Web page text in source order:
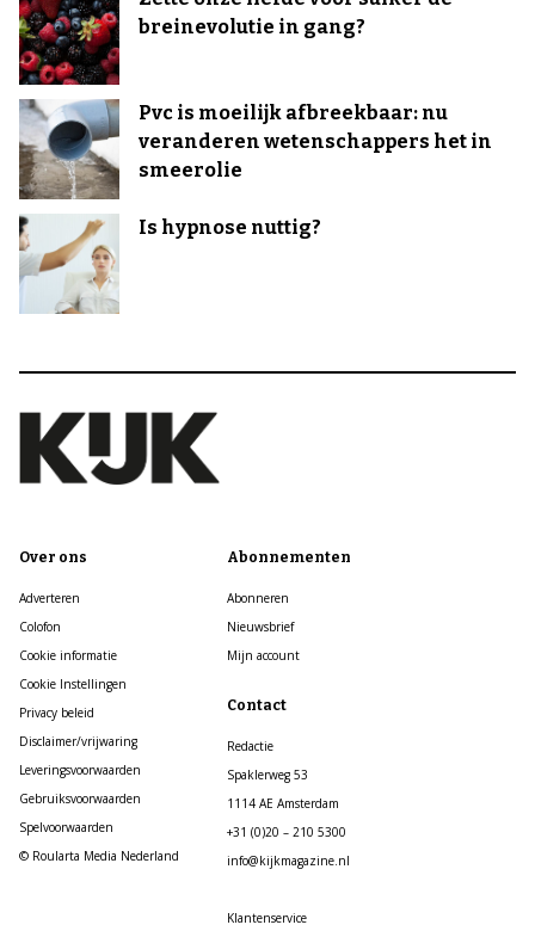
breinevolutie in gang?
Pvc is moeilijk afbreekbaar: nu
veranderen wetenschappers het in
smeerolie
Is hypnose nuttig?
Over ons
Adverteren
Colofon
Cookie informatie
Cookie Instellingen
Privacy beleid
Disclaimer/vrijwaring
Leveringsvoorwaarden
Gebruiksvoorwaarden
Spelvoorwaarden
© Roularta Media Nederland
Abonnementen
Abonneren
Nieuwsbrief
Mijn account
Contact
Redactie
Spaklerweg 53
1114 AE Amsterdam
+31 (0)20 – 210 5300
info@kijkmagazine.nl
Klantenservice